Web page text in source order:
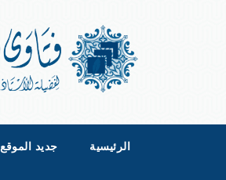
الرئيسية جديد الموقع